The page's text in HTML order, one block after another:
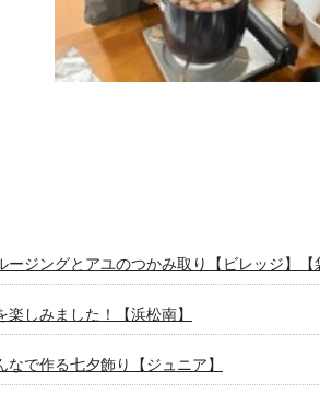
ージングとアユのつかみ取り【ビレッジ】【
しみました！【浜松南】
なで作る七夕飾り【ジュニア】